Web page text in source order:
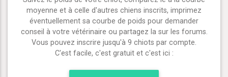
moyenne et à celle d'autres chiens inscrits, imprimez
éventuellement sa courbe de poids pour demander
conseil à votre vétérinaire ou partagez la sur les forums.
Vous pouvez inscrire jusqu'à 9 chiots par compte.
C'est facile, c'est gratuit et c'est ici :